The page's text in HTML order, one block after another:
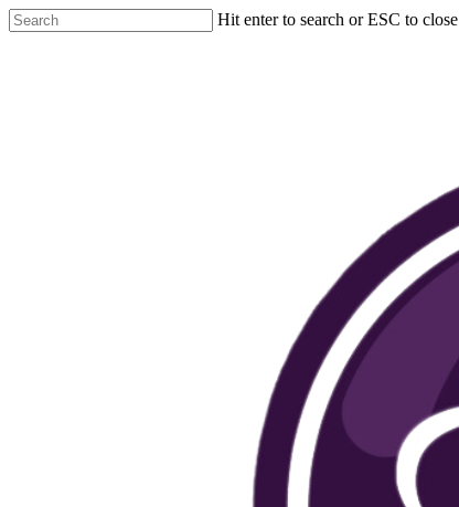
Hit enter to search or ESC to close